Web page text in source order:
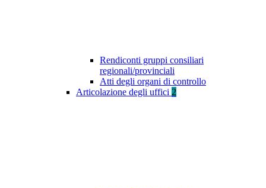
Rendiconti gruppi consiliari
regionali/provinciali
Atti degli organi di controllo
Articolazione degli uffici 2